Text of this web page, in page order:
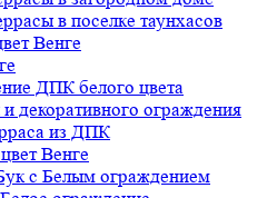
в поселке таунхасов
Венге
ДПК белого цвета
декоративного ограждения
из ДПК
Венге
с Белым ограждением